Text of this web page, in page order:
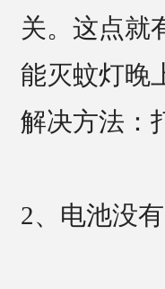
关。这点就
能灭蚊灯晚
解决方法：
2、电池没有